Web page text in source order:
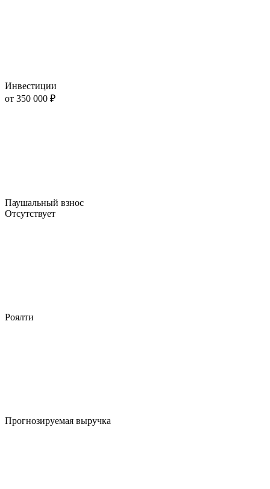
Инвестиции
от 350 000 ₽
Паушальный взнос
Отсутствует
Роялти
Прогнозируемая выручка